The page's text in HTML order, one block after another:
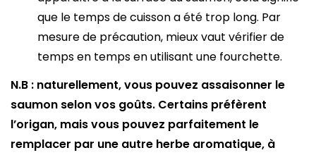
que le temps de cuisson a été trop long. Par
mesure de précaution, mieux vaut vérifier de
temps en temps en utilisant une fourchette.
N.B : naturellement, vous pouvez assaisonner le
saumon selon vos goûts. Certains préfèrent
l’origan, mais vous pouvez parfaitement le
remplacer par une autre herbe aromatique, à